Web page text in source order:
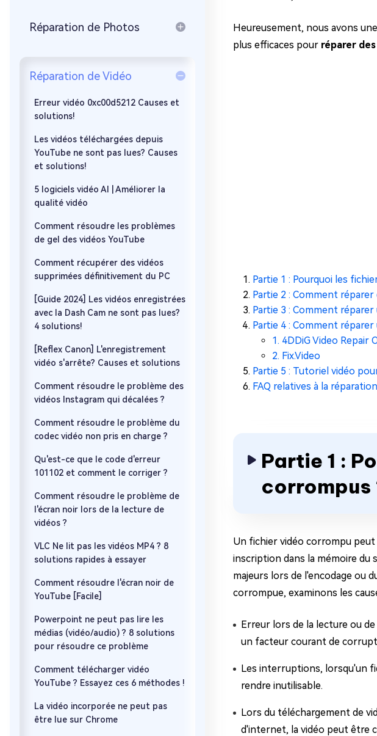
4DDiG Email Repair
en quelques minutes
Mac Boot Genius
gratuitement
Réparation de Photos
Réparation de Vidéo
Erreur vidéo 0xc00d5212 Causes et
solutions!
Les vidéos téléchargées depuis
YouTube ne sont pas lues? Causes
et solutions!
5 logiciels vidéo AI | Améliorer la
qualité vidéo
Comment résoudre les problèmes
de gel des vidéos YouTube
Comment récupérer des vidéos
supprimées définitivement du PC
[Guide 2024] Les vidéos enregistrées
avec la Dash Cam ne sont pas lues?
4 solutions!
[Reflex Canon] L'enregistrement
vidéo s'arrête? Causes et solutions
Comment résoudre le problème des
vidéos Instagram qui décalées ?
Comment résoudre le problème du
codec vidéo non pris en charge ?
Qu'est-ce que le code d'erreur
101102 et comment le corriger ?
Comment résoudre le problème de
l'écran noir lors de la lecture de
vidéos ?
VLC Ne lit pas les vidéos MP4 ? 8
solutions rapides à essayer
Comment résoudre l'écran noir de
YouTube [Facile]
Powerpoint ne peut pas lire les
médias (vidéo/audio) ? 8 solutions
pour résoudre ce problème
Comment télécharger vidéo
YouTube ? Essayez ces 6 méthodes !
La vidéo incorporée ne peut pas
être lue sur Chrome
Heureusement, nous avons
plus efficaces pour réparer
Partie 1 : Pourquoi les
Partie 2 : Comment
Partie 3 : Comment
Partie 4 : Comment
1. 4DDiG Video Repair
2. Fix.Video
Partie 5 : Tutoriel vidéo
FAQ relatives à la
Partie 1 :
corrompus
Un fichier vidéo corrompu
inscription dans la mémoire
majeurs lors de l'encodage ou
corrompue, examinons les
Erreur lors de la lecture ou
un facteur courant de
Les interruptions, lorsqu'un
rendre inutilisable.
Lors du téléchargement de
d'internet, la vidéo peut être